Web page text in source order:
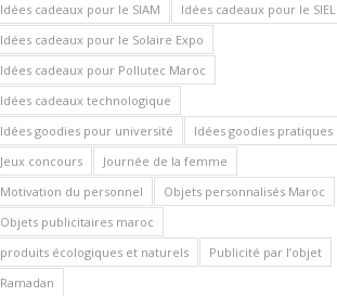
Idées cadeaux pour le SIAM
Idées cadeaux pour le SIEL
Idées cadeaux pour le Solaire Expo
Idées cadeaux pour Pollutec Maroc
Idées cadeaux technologique
Idées goodies pour université
Idées goodies pratiques
Jeux concours
Journée de la femme
Motivation du personnel
Objets personnalisés Maroc
Objets publicitaires maroc
produits écologiques et naturels
Publicité par l’objet
Ramadan